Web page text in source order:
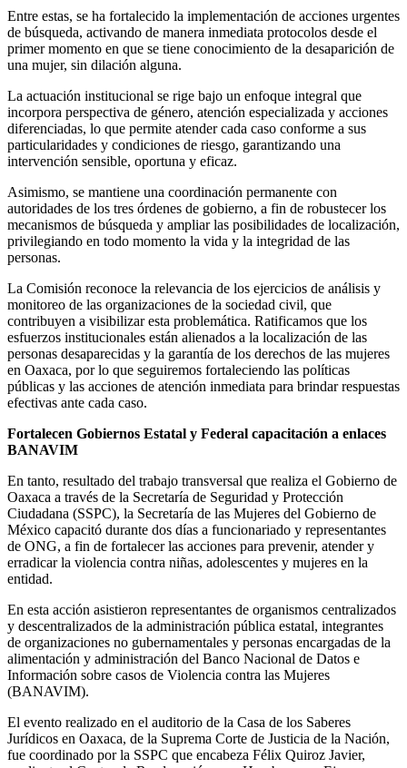
Entre estas, se ha fortalecido la implementación de acciones urgentes
de búsqueda, activando de manera inmediata protocolos desde el
primer momento en que se tiene conocimiento de la desaparición de
una mujer, sin dilación alguna.
La actuación institucional se rige bajo un enfoque integral que
incorpora perspectiva de género, atención especializada y acciones
diferenciadas, lo que permite atender cada caso conforme a sus
particularidades y condiciones de riesgo, garantizando una
intervención sensible, oportuna y eficaz.
Asimismo, se mantiene una coordinación permanente con
autoridades de los tres órdenes de gobierno, a fin de robustecer los
mecanismos de búsqueda y ampliar las posibilidades de localización,
privilegiando en todo momento la vida y la integridad de las
personas.
La Comisión reconoce la relevancia de los ejercicios de análisis y
monitoreo de las organizaciones de la sociedad civil, que
contribuyen a visibilizar esta problemática. Ratificamos que los
esfuerzos institucionales están alienados a la localización de las
personas desaparecidas y la garantía de los derechos de las mujeres
en Oaxaca, por lo que seguiremos fortaleciendo las políticas
públicas y las acciones de atención inmediata para brindar respuestas
efectivas ante cada caso.
Fortalecen Gobiernos Estatal y Federal capacitación a enlaces
BANAVIM
En tanto, resultado del trabajo transversal que realiza el Gobierno de
Oaxaca a través de la Secretaría de Seguridad y Protección
Ciudadana (SSPC), la Secretaría de las Mujeres del Gobierno de
México capacitó durante dos días a funcionariado y representantes
de ONG, a fin de fortalecer las acciones para prevenir, atender y
erradicar la violencia contra niñas, adolescentes y mujeres en la
entidad.
En esta acción asistieron representantes de organismos centralizados
y descentralizados de la administración pública estatal, integrantes
de organizaciones no gubernamentales y personas encargadas de la
alimentación y administración del Banco Nacional de Datos e
Información sobre casos de Violencia contra las Mujeres
(BANAVIM).
El evento realizado en el auditorio de la Casa de los Saberes
Jurídicos en Oaxaca, de la Suprema Corte de Justicia de la Nación,
fue coordinado por la SSPC que encabeza Félix Quiroz Javier,